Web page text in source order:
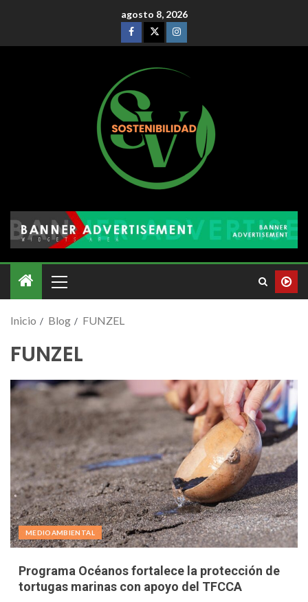
agosto 8, 2026
Inicio Blog FUNZEL
FUNZEL
MEDIOAMBIENTAL
Programa Océanos fortalece la protección de
tortugas marinas con apoyo del TFCCA